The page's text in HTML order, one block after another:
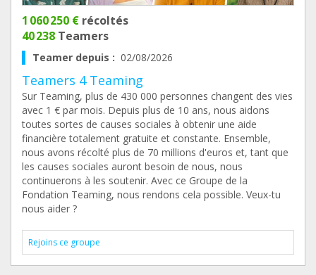
1 060 250 € récoltés
40 238 Teamers
Teamer depuis : 02/08/2026
Teamers 4 Teaming
Sur Teaming, plus de 430 000 personnes changent des vies
avec 1 € par mois. Depuis plus de 10 ans, nous aidons
toutes sortes de causes sociales à obtenir une aide
financière totalement gratuite et constante. Ensemble,
nous avons récolté plus de 70 millions d'euros et, tant que
les causes sociales auront besoin de nous, nous
continuerons à les soutenir. Avec ce Groupe de la
Fondation Teaming, nous rendons cela possible. Veux-tu
nous aider ?
Rejoins ce groupe